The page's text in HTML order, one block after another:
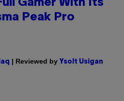
Gamer With Its
Peak Pro
| Reviewed by Ysolt Usigan